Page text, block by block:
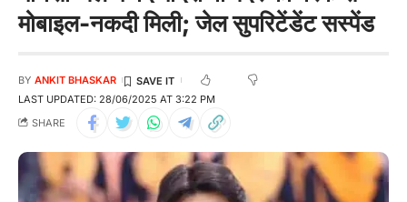
मोबाइल-नकदी मिली; जेल सुपरिटेंडेंट सस्पेंड
LAST UPDATED: 28/06/2025 AT 3:22 PM
BY ANKIT BHASKAR
SHARE